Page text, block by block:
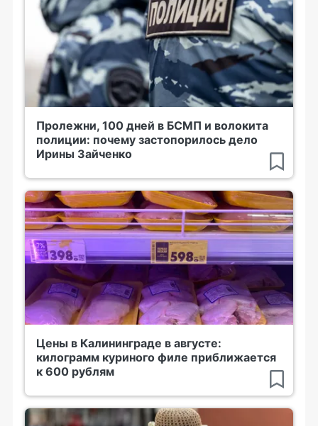
Пролежни, 100 дней в БСМП и волокита
полиции: почему застопорилось дело
Ирины Зайченко
Цены в Калининграде в августе:
килограмм куриного филе приближается
к 600 рублям